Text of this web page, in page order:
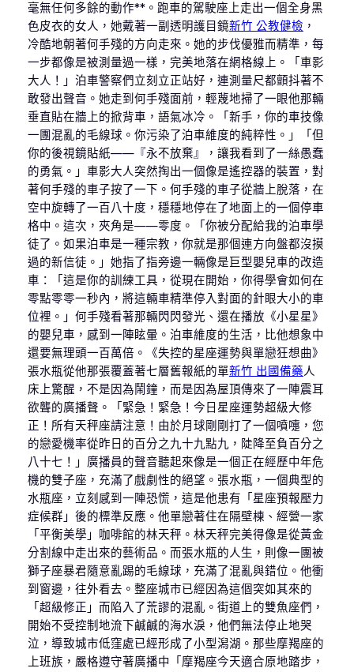
毫無任何多餘的動作**。跑車的駕駛座上走出一個全身黑
色皮衣的女人，她戴著一副透明護目鏡新竹 公教健檢 ，
冷酷地朝著何手殘的方向走來。她的步伐優雅而精準，每
一步都像是被測量過一樣，完美地落在網格線上。「車影
大人！」泊車警察們立刻立正站好，連測量尺都顫抖著不
敢發出聲音。她走到何手殘面前，輕蔑地掃了一眼他那輛
垂直貼在牆上的掀背車，語氣冰冷。「新手，你的車技像
一團混亂的毛線球。你污染了泊車維度的純粹性。」「但
你的後視鏡貼紙——『永不放棄』，讓我看到了一絲愚蠢
的勇氣。」車影大人突然掏出一個像是遙控器的裝置，對
著何手殘的車子按了一下。何手殘的車子從牆上脫落，在
空中旋轉了一百八十度，穩穩地停在了地面上的一個停車
格中。這次，夾角是——零度。「你被分配給我的泊車學
徒了。如果泊車是一種宗教，你就是那個連方向盤都沒摸
過的新信徒。」她指了指旁邊一輛像是巨型嬰兒車的改造
車：「這是你的訓練工具，從現在開始，你得學會如何在
零點零零一秒內，將這輛車精準停入對面的針眼大小的車
位裡。」何手殘看著那輛閃閃發光、還在播放《小星星》
的嬰兒車，感到一陣眩暈。泊車維度的生活，比他想象中
還要無理頭一百萬倍。《失控的星座運勢與單戀狂想曲》
張水瓶從他那張覆蓋著七層舊報紙的單新竹 出國備藥人
床上驚醒，不是因為鬧鐘，而是因為屋頂傳來了一陣震耳
欲聾的廣播聲。「緊急！緊急！今日星座運勢超級大修
正！所有天秤座請注意！由於月球剛剛打了一個噴嚏，您
的戀愛機率從昨日的百分之九十九點九，陡降至負百分之
八十七！」廣播員的聲音聽起來像是一個正在經歷中年危
機的雙子座，充滿了戲劇性的絕望。張水瓶，一個典型的
水瓶座，立刻感到一陣恐慌，這是他患有「星座預報壓力
症候群」後的標準反應。他單戀著住在隔壁棟、經營一家
「平衡美學」咖啡館的林天秤。林天秤完美得像是從黃金
分割線中走出來的藝術品。而張水瓶的人生，則像一團被
獅子座暴君隨意亂踢的毛線球，充滿了混亂與錯位。他衝
到窗邊，往外看去。整座城市已經因為這個突如其來的
「超級修正」而陷入了荒謬的混亂。街道上的雙魚座們，
開始不受控制地流下鹹鹹的海水淚，他們無法停止地哭
泣，導致城市低窪處已經形成了小型潟湖。那些摩羯座的
上班族，嚴格遵守著廣播中「摩羯座今天適合原地踏步，